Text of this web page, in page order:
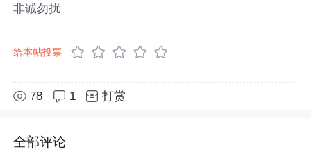
非诚勿扰
给本帖投票
78 1 打赏
全部评论